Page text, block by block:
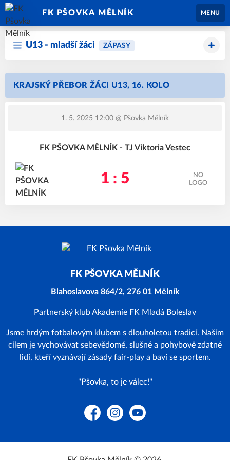
FK PŠOVKA MĚLNÍK MENU
U13 - mladší žáci ZÁPASY
KRAJSKÝ PŘEBOR ŽÁCI U13, 16. KOLO
1. 5. 2025 12:00 @ Pšovka Mělník
FK PŠOVKA MĚLNÍK - TJ Viktoria Vestec
1 : 5
FK PŠOVKA MĚLNÍK
Blahoslavova 864/2, 276 01 Mělník
Partnerský klub Akademie FK Mladá Boleslav
Jsme hrdým fotbalovým klubem s dlouholetou tradicí. Naším
cílem je vychovávat sebevědomé, slušné a pohybově zdatné
lidi, kteří vyznávají zásady fair-play a baví se sportem.
"Pšovka, to je válec!"
FacebookInstagramYouTube